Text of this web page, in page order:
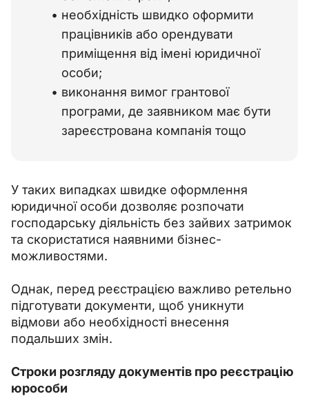
необхідність швидко оформити
працівників або орендувати
приміщення від імені юридичної
особи;
виконання вимог грантової
програми, де заявником має бути
зареєстрована компанія тощо
У таких випадках швидке оформлення
юридичної особи дозволяє розпочати
господарську діяльність без зайвих затримок
та скористатися наявними бізнес-
можливостями.
Однак, перед реєстрацією важливо ретельно
підготувати документи, щоб уникнути
відмови або необхідності внесення
подальших змін.
Строки розгляду документів про реєстрацію
юрособи